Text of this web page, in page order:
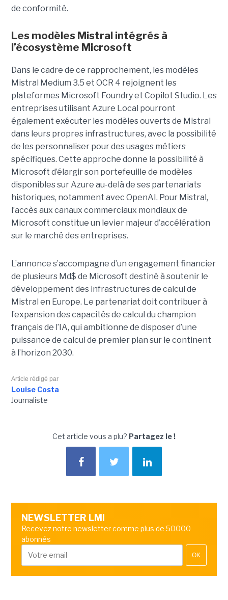
de conformité.
Les modèles Mistral intégrés à
l’écosystème Microsoft
Dans le cadre de ce rapprochement, les modèles
Mistral Medium 3.5 et OCR 4 rejoignent les
plateformes Microsoft Foundry et Copilot Studio. Les
entreprises utilisant Azure Local pourront
également exécuter les modèles ouverts de Mistral
dans leurs propres infrastructures, avec la possibilité
de les personnaliser pour des usages métiers
spécifiques. Cette approche donne la possibilité à
Microsoft d’élargir son portefeuille de modèles
disponibles sur Azure au-delà de ses partenariats
historiques, notamment avec OpenAI. Pour Mistral,
l’accès aux canaux commerciaux mondiaux de
Microsoft constitue un levier majeur d’accélération
sur le marché des entreprises.
L’annonce s’accompagne d’un engagement financier
de plusieurs Md$ de Microsoft destiné à soutenir le
développement des infrastructures de calcul de
Mistral en Europe. Le partenariat doit contribuer à
l’expansion des capacités de calcul du champion
français de l’IA, qui ambitionne de disposer d’une
puissance de calcul de premier plan sur le continent
à l’horizon 2030.
Article rédigé par
Louise Costa
Journaliste
Cet article vous a plu? Partagez le !
NEWSLETTER LMI
Recevez notre newsletter comme plus de 50000
abonnés
OK